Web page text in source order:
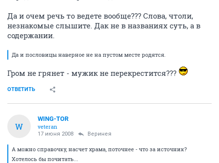
Да и очем речь то ведете вообще??? Слова, чтоли,
незнакомые слышите. Дак не в названиях суть, а в
содержании.
Да и пословицы наверное не на пустом месте родятся.
Гром не грянет - мужик не перекрестится???
ОТВЕТИТЬ
W
WING-TOR
veteran
17 июня 2008 Веринея
А можно справочку, насчет храма, поточнее - что за источник?
Хотелось бы почитать...